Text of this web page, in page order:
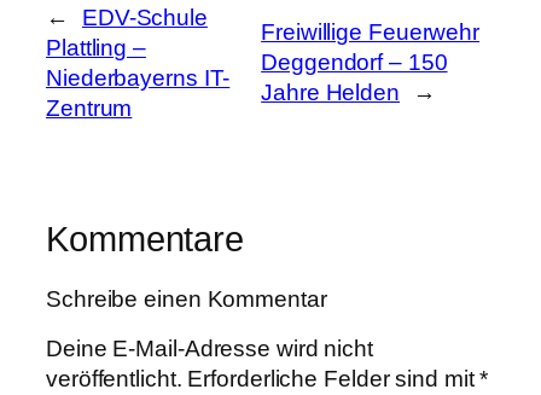
←
EDV-Schule
Plattling –
Niederbayerns IT-
Zentrum
Freiwillige Feuerwehr
Deggendorf – 150
Jahre Helden
→
Kommentare
Schreibe einen Kommentar
Deine E-Mail-Adresse wird nicht
veröffentlicht. Erforderliche Felder sind mit*